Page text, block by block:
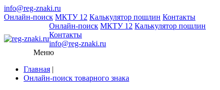
info@reg-znaki.ru
Онлайн-поиск МКТУ 12 Калькулятор пошлин Контакты
Онлайн-поиск МКТУ 12 Калькулятор пошлин
Контакты
info@reg-znaki.ru
Меню
Главная |
Онлайн-поиск товарного знака